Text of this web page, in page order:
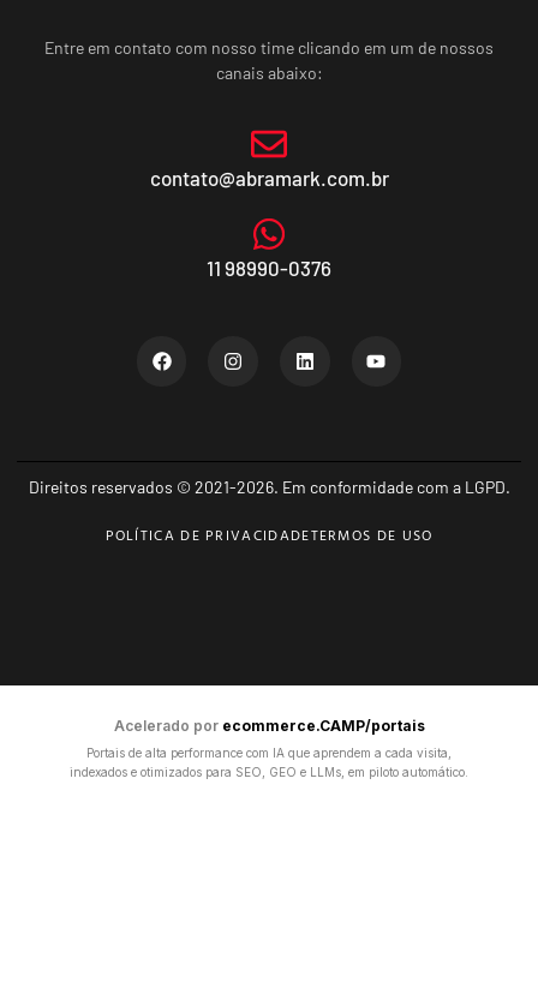
Entre em contato com nosso time clicando em um de nossos
canais abaixo:
contato@abramark.com.br
11 98990-0376
Direitos reservados © 2021-2026. Em conformidade com a LGPD.
POLÍTICA DE PRIVACIDADETERMOS DE USO
Acelerado por ecommerce.CAMP/portais
Portais de alta performance com IA que aprendem a cada visita,
indexados e otimizados para SEO, GEO e LLMs, em piloto automático.